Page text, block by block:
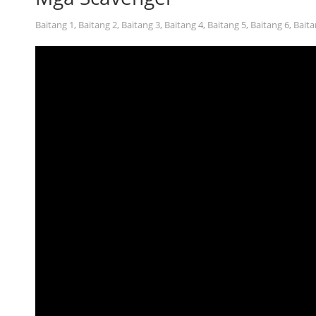
Baitang 1, Baitang 2, Baitang 3, Baitang 4, Baitang 5, Baitang 6,